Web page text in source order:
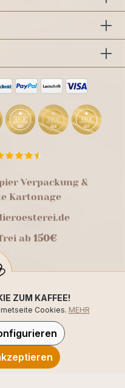
Verpackung &
Kartonage
ab 150€
ZUM KAFFEE!
Cookies. MEHR